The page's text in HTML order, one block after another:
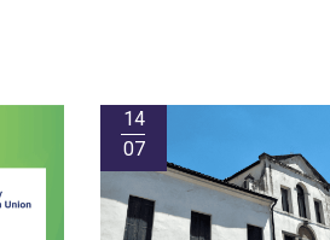
14
07